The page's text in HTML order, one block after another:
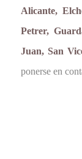
Alicante,
Petrer,
Juan, San
ponerse en